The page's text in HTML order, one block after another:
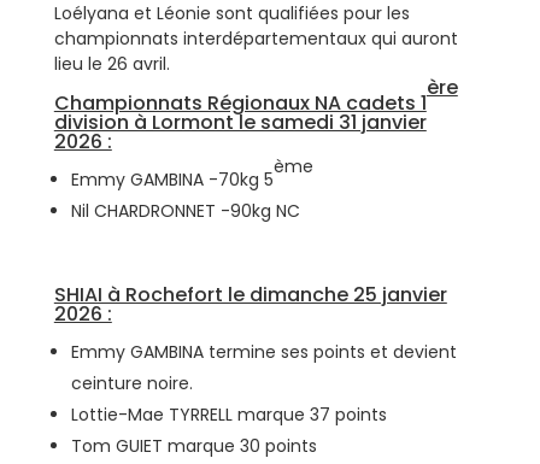
Loélyana et Léonie sont qualifiées pour les
championnats interdépartementaux qui auront
lieu le 26 avril.
Championnats Régionaux NA cadets 1
ère
division à Lormont le samedi 31 janvier
2026 :
Emmy GAMBINA -70kg 5
ème
Nil CHARDRONNET -90kg NC
SHIAI à Rochefort le dimanche 25 janvier
2026 :
Emmy GAMBINA termine ses points et devient
ceinture noire.
Lottie-Mae TYRRELL marque 37 points
Tom GUIET marque 30 points